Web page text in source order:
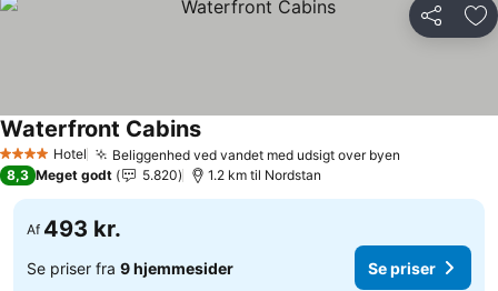
Del
4 StjernerHotel Beliggenhed ved vandet med udsigt over byen
Waterfront Cabins
8,3 Meget godt 5.820 1.2 km til Nordstan
Af 493 kr.
Se priser fra 9 hjemmesider Se priser